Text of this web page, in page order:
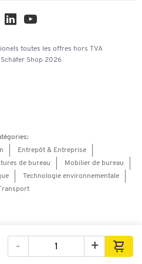
- +
Vue à 360
toutes les offres hors TVA
Shop 2026
Entrepôt & Entreprise
de bureau
Mobilier de bureau
Technologie environnementale